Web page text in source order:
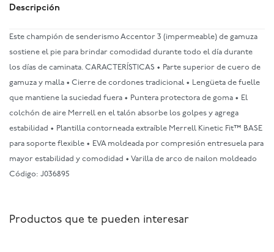
Descripción
Este champión de senderismo Accentor 3 (impermeable) de gamuza
sostiene el pie para brindar comodidad durante todo el día durante
los días de caminata. CARACTERÍSTICAS • Parte superior de cuero de
gamuza y malla • Cierre de cordones tradicional • Lengüeta de fuelle
que mantiene la suciedad fuera • Puntera protectora de goma • El
colchón de aire Merrell en el talón absorbe los golpes y agrega
estabilidad • Plantilla contorneada extraíble Merrell Kinetic Fit™ BASE
para soporte flexible • EVA moldeada por compresión entresuela para
mayor estabilidad y comodidad • Varilla de arco de nailon moldeado
Código: J036895
Productos que te pueden interesar